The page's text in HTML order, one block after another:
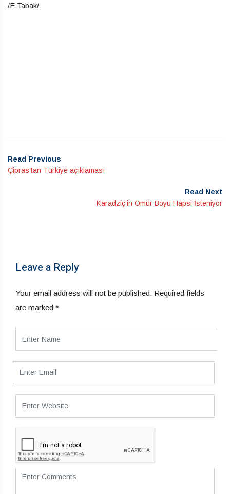
/E.Tabak/
Read Previous
Çipras’tan Türkiye açıklaması
Read Next
Karadziç’in Ömür Boyu Hapsi İsteniyor
Leave a Reply
Your email address will not be published. Required fields
are marked *